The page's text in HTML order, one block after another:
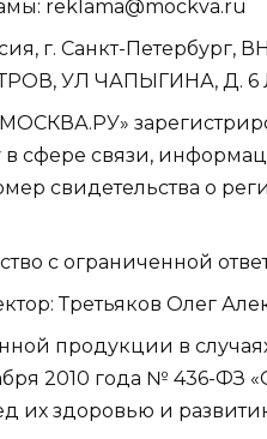
reklama@mockva.ru
г. Санкт-
УЛ ЧАПЫГИНА, Д. 6
в сфере связи,
свидетельства о
с ограниченной
Третьяков Олег
продукции в
2010 года № 436-ФЗ
их здоровью и